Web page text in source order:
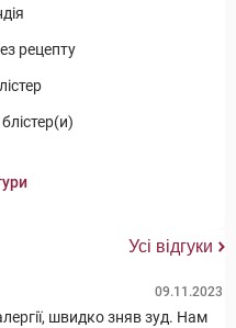
рецепту
Усі відгуки
09.11.2023
швидко зняв зуд. Нам